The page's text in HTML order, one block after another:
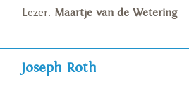
Lezer: Maartje van de Wetering
Joseph Roth